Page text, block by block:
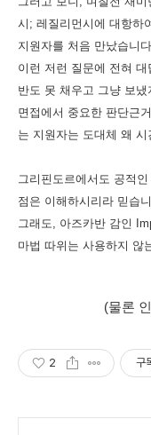
시; 레질리먼시에 대항하
지원자를 처음 만났습니
이런 저런 질문에 전혀
반도 못 채우고 그냥 보냈
면접에서 중요한 판단근
는 지원자는 도대체 왜
그리핀도르에서도 공적
점은 이해하시리라 믿습
그래도, 아즈카반 감인
마법 따위는 사용하지 않
(물론
2 구